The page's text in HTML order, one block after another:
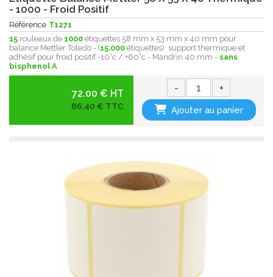
- 1000 - Froid Positif
Référence T1271
15 rouleaux de 1000 étiquettes 58 mm x 53 mm x 40 mm pour
balance Mettler Toledo - (15.000 étiquettes) support thermique et
adhésif pour froid positif -10°c / +60°c - Mandrin 40 mm - sans
bisphenol A
72.00 € HT
86,40 € TTC
- +
Ajouter au panier